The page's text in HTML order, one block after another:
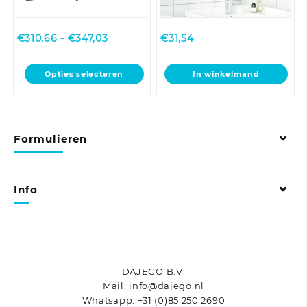
€310,66 - €347,03Prijsklasse:
tot
€347,03
Opties selecteren
Dit
product
Deze
optie
gekozen
€31,54
In winkelmand
Formulieren
Info
DAJEGO B.V.
Mail: info@dajego.nl
Whatsapp: +31 (0)85 250 2690